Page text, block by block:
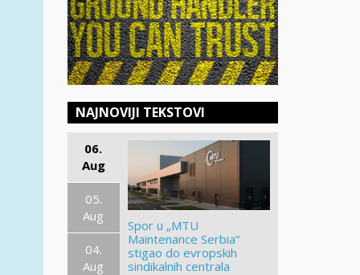
NAJNOVIJI TEKSTOVI
06.
Aug
05.
Aug
04.
Aug
Spor u „MTU
Maintenance Serbia“
stigao do evropskih
sindikalnih centrala